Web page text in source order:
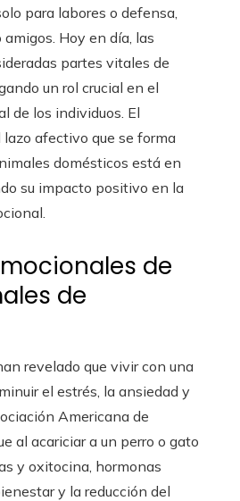
para labores o defensa,
Hoy en día, las
partes vitales de
un rol crucial en el
de los individuos. El
afectivo que se forma
domésticos está en
su impacto positivo en la
de
de
revelado que vivir con una
el estrés, la ansiedad y
Americana de
al acariciar a un perro o gato
y oxitocina, hormonas
y la reducción del